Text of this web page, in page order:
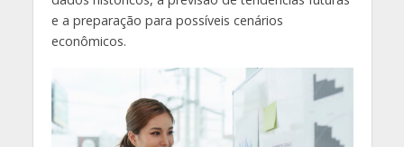
e a preparação para possíveis cenários
econômicos.